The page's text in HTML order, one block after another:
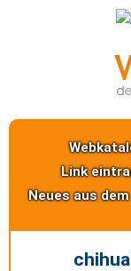
Link
Neues aus